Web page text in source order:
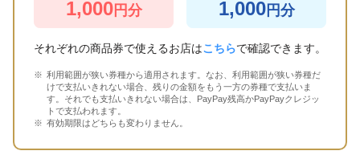
1,000円分 1,000円分
それぞれの商品券で使えるお店はこちらで確認できます。
利用範囲が狭い券種から適用されます。なお、利用範囲が狭い券種だ
けで支払いきれない場合、残りの金額をもう一方の券種で支払いま
す。それでも支払いきれない場合は、PayPay残高かPayPayクレジッ
トで支払われます。
有効期限はどちらも変わりません。